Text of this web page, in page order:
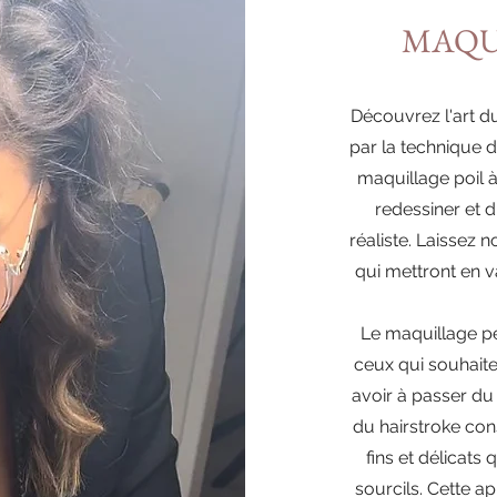
Découvrez l'art
par la technique
maquillage poil
redessiner et
réaliste. Laissez
qui mettront en
Le maquillage
ceux qui
avoir à passer
du hairstroke
fins et délicats
sourcils. Cette